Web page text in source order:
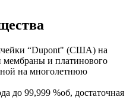
“Dupont" (США) на
мембраны и платинового
на многолетнюю
до 99,999 %об, достаточная